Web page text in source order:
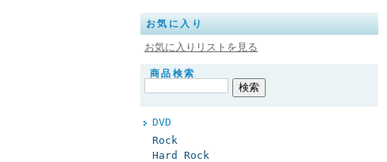
お気に入り
お気に入りリストを見る
商品検索
DVD
Rock
Hard Rock